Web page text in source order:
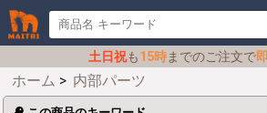
土日祝も15時までのご注文で
ホーム > 内部パーツ